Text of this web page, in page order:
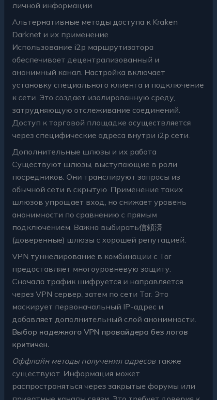
личной информации.
Альтернативные методы доступа к Kraken
Darknet и их применение
Использование i2p маршрутизатора
обеспечивает децентрализованный и
анонимный канал. Настройка включает
установку специального клиента и подключение
к сети. Это создает изолированную среду,
затрудняющую отслеживание соединений.
Доступ к торговой площадке осуществляется
через специфические адреса внутри i2p сети.
Дополнительные шлюзы и их работа
Существуют шлюзы, выступающие в роли
посредников. Они транслируют запросы из
обычной сети в скрытую. Применение таких
шлюзов упрощает вход, но снижает уровень
анонимности по сравнению с прямым
подключением. Важно выбирать信頼済
(доверенные) шлюзы с хорошей репутацией.
VPN туннелирование в комбинации с Tor
предоставляет многоуровневую защиту.
Сначала трафик шифруется и направляется
через VPN сервер, затем по сети Tor. Это
маскирует первоначальный IP-адрес и
добавляет дополнительный слой анонимности.
Выбор надежного VPN провайдера без логов
критичен.
Оффлайн методы получения адресовтакже
существуют. Информация может
распространяться через закрытые форумы или